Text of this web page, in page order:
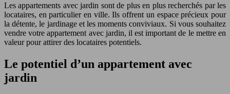
Les appartements avec jardin sont de plus en plus recherchés par les
locataires, en particulier en ville. Ils offrent un espace précieux pour
la détente, le jardinage et les moments conviviaux. Si vous souhaitez
vendre votre appartement avec jardin, il est important de le mettre en
valeur pour attirer des locataires potentiels.
Le potentiel d’un appartement avec
jardin